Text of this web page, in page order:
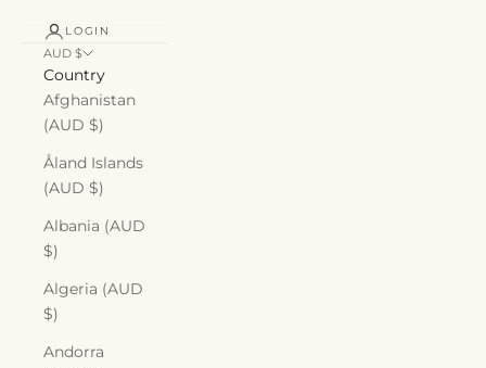
LOGIN
AUD $
Country
Afghanistan
(AUD $)
Åland Islands
(AUD $)
Albania (AUD
$)
Algeria (AUD
$)
Andorra